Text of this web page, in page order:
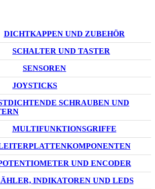
DICHTKAPPEN UND ZUBEHÖR
SCHALTER UND TASTER
SENSOREN
JOYSTICKS
SCHRAUBEN UND
MULTIFUNKTIONSGRIFFE
UND ENCODER
INDIKATOREN UND LEDS